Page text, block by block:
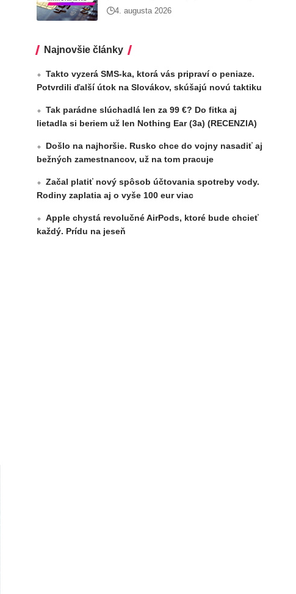
4. augusta 2026
Najnovšie články
Takto vyzerá SMS-ka, ktorá vás pripraví o peniaze.
Potvrdili ďalší útok na Slovákov, skúšajú novú taktiku
Tak parádne slúchadlá len za 99 €? Do fitka aj
lietadla si beriem už len Nothing Ear (3a) (RECENZIA)
Došlo na najhoršie. Rusko chce do vojny nasadiť aj
bežných zamestnancov, už na tom pracuje
Začal platiť nový spôsob účtovania spotreby vody.
Rodiny zaplatia aj o vyše 100 eur viac
Apple chystá revolučné AirPods, ktoré bude chcieť
každý. Prídu na jeseň